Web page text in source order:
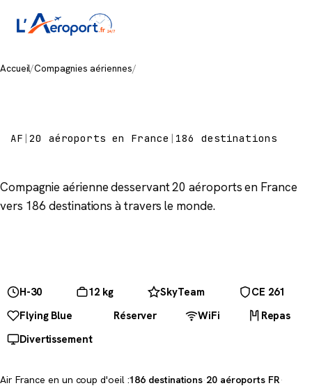
Accueil/Compagnies aériennes/
AF |20 aéroports en France | 186 destinations
Compagnie aérienne desservant 20 aéroports en France
vers 186 destinations à travers le monde.
H-30 12 kg SkyTeam
CE 261
Flying Blue
Réserver WiFi
Repas
Divertissement
Air France en un coup d'oeil :186 destinations·20 aéroports FR·